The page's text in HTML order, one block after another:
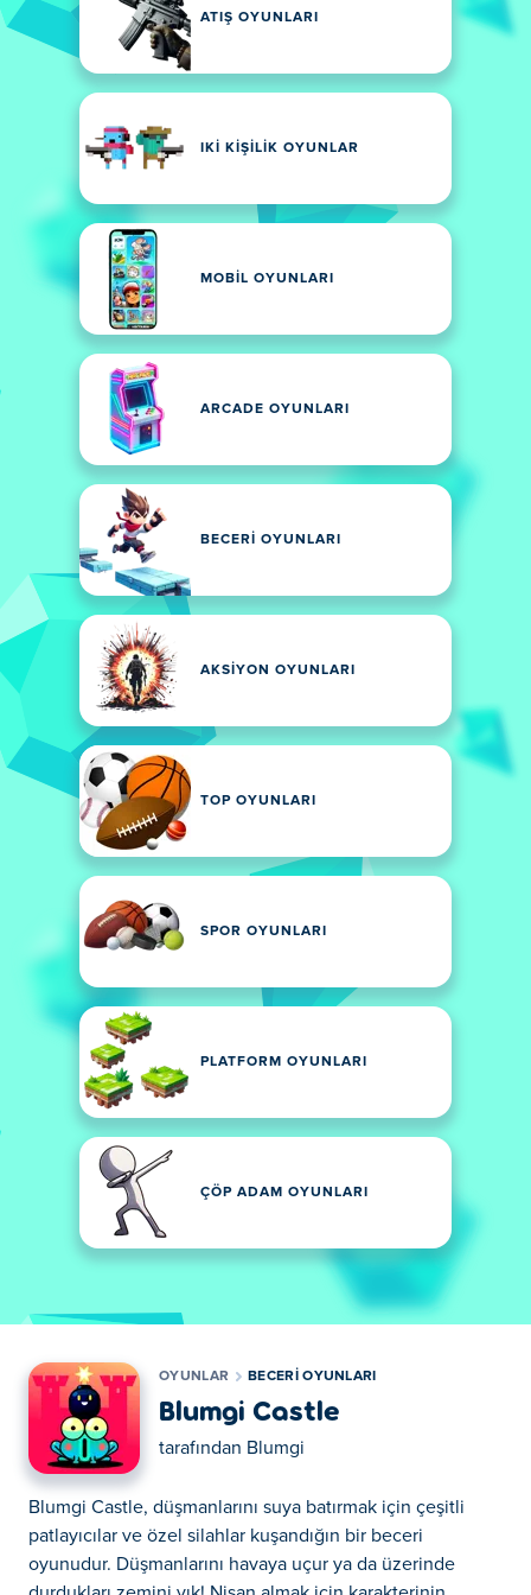
ATIŞ OYUNLARI
IKI KIŞILIK OYUNLAR
MOBIL OYUNLARI
ARCADE OYUNLARI
BECERI OYUNLARI
AKSIYON OYUNLARI
TOP OYUNLARI
SPOR OYUNLARI
PLATFORM OYUNLARI
ÇÖP ADAM OYUNLARI
OYUNLAR BECERI OYUNLARI
Blumgi Castle
tarafından Blumgi
Blumgi Castle, düşmanlarını suya batırmak için çeşitli
patlayıcılar ve özel silahlar kuşandığın bir beceri
oyunudur. Düşmanlarını havaya uçur ya da üzerinde